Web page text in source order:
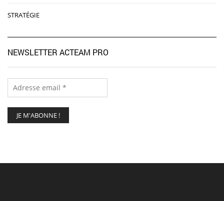
STRATÉGIE
NEWSLETTER ACTEAM PRO